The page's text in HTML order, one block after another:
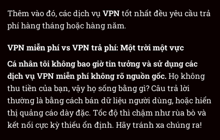
Thêm vào đó, các dịch vụ VPNtốt nhất đều yêu cầu trả
phí hàng tháng hoặc hàng năm.
VPN miễn phí vs VPN trả phí: Một trời một vực
Cá nhân tôi không bao giờ tin tưởng và sử dụng các
dịch vụ VPN miễn phí không rõ nguồn gốc.Họ không
thu tiền của bạn, vậy họ sống bằng gì? Câu trả lời
thường là bằng cách bán dữ liệu người dùng, hoặc hiển
thị quảng cáo dày đặc. Tốc độ thì chậm như rùa bò và
kết nối cực kỳ thiếu ổn định. Hãy tránh xa chúng ra!